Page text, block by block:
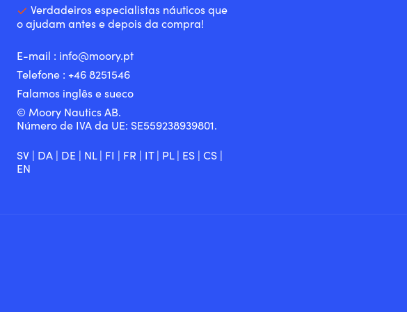
Verdadeiros especialistas náuticos que
o ajudam antes e depois da compra!
E-mail : info@moory.pt
Telefone : +46 8251546
Falamos inglês e sueco
© Moory Nautics AB.
Número de IVA da UE: SE559238939801.
SV | DA | DE | NL| FI | FR | IT| PL| ES | CS |
EN